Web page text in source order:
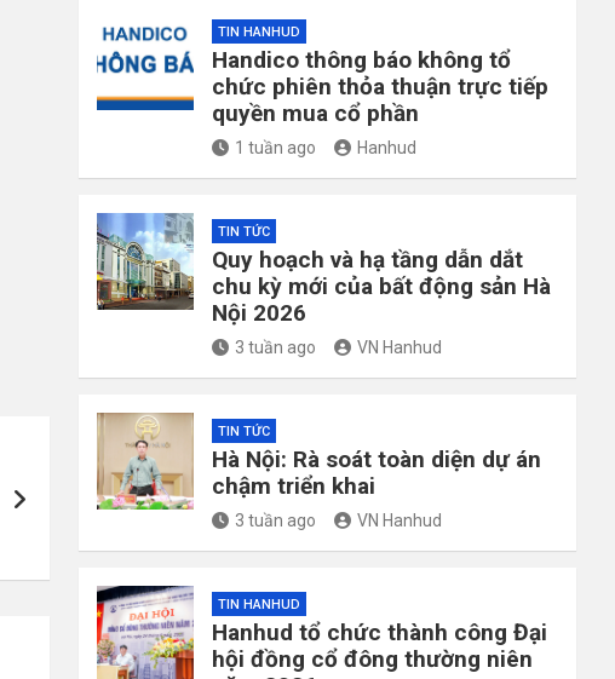
TIN HANHUD
Handico thông báo không tổ
chức phiên thỏa thuận trực tiếp
quyền mua cổ phần
1 tuần ago Hanhud
TIN TỨC
Quy hoạch và hạ tầng dẫn dắt
chu kỳ mới của bất động sản Hà
Nội 2026
3 tuần ago VN Hanhud
TIN TỨC
Hà Nội: Rà soát toàn diện dự án
chậm triển khai
3 tuần ago VN Hanhud
TIN HANHUD
Hanhud tổ chức thành công Đại
hội đồng cổ đông thường niên